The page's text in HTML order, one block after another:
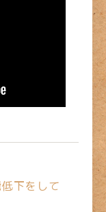
下をして